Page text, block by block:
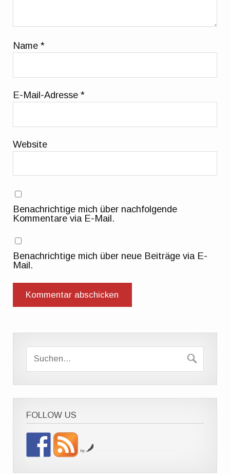
Name*
E-Mail-Adresse*
Website
Benachrichtige mich über nachfolgende
Kommentare via E-Mail.
Benachrichtige mich über neue Beiträge via E-
Mail.
FOLLOW US
by